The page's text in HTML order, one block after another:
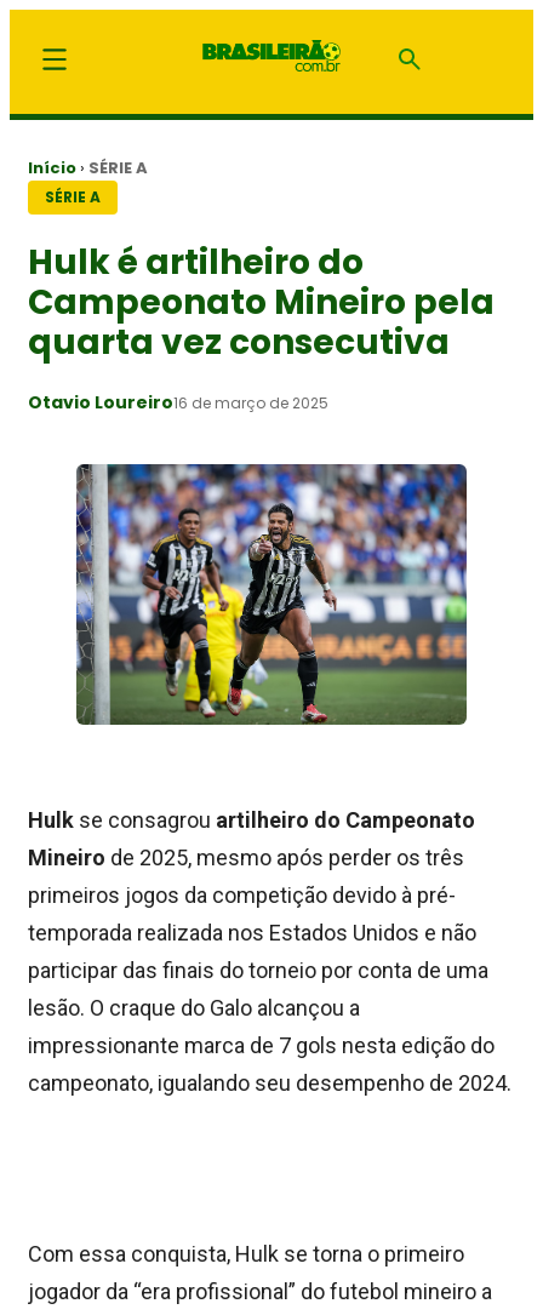
Início › SÉRIE A
SÉRIE A
Hulk é artilheiro do
Campeonato Mineiro pela
quarta vez consecutiva
Otavio Loureiro16 de março de 2025
Hulk se consagrou artilheiro do Campeonato
Mineiro de 2025, mesmo após perder os três
primeiros jogos da competição devido à pré-
temporada realizada nos Estados Unidos e não
participar das finais do torneio por conta de uma
lesão. O craque do Galo alcançou a
impressionante marca de 7 gols nesta edição do
campeonato, igualando seu desempenho de 2024.
Com essa conquista, Hulk se torna o primeiro
jogador da “era profissional” do futebol mineiro a